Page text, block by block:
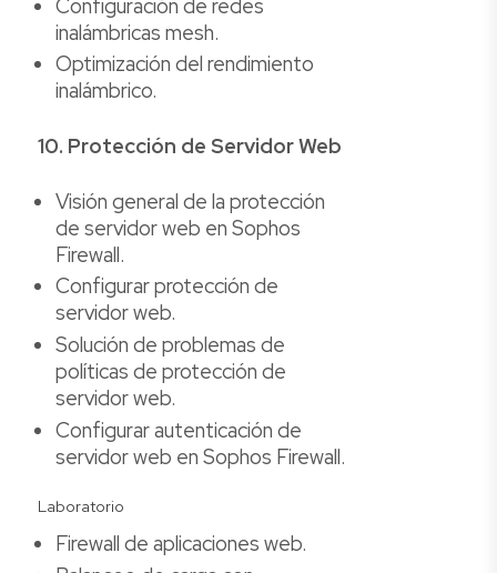
Configuración de redes
inalámbricas mesh.
Optimización del rendimiento
inalámbrico.
10. Protección de Servidor Web
Visión general de la protección
de servidor web en Sophos
Firewall.
Configurar protección de
servidor web.
Solución de problemas de
políticas de protección de
servidor web.
Configurar autenticación de
servidor web en Sophos Firewall.
Laboratorio
Firewall de aplicaciones web.